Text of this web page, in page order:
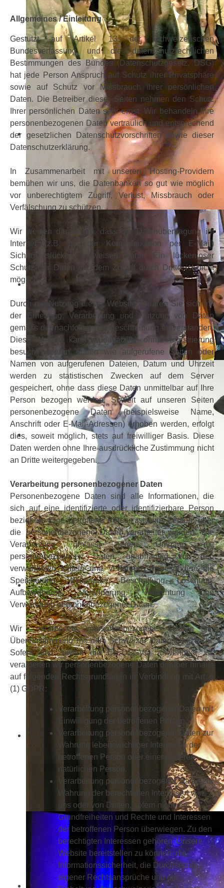
Allgemeines / Einleitung
Gestützt auf Artikel 13 der Schweizerischen
Bundesverfassung und die datenschutzrechtlichen
Bestimmungen des Bundes (Datenschutzgesetz, DSG)
hat jede Person Anspruch auf Schutz ihrer Privatsphäre
sowie auf Schutz vor Missbrauch ihrer persönlichen
Daten. Die Betreiber dieser Seiten nehmen den Schutz
Ihrer persönlichen Daten sehr ernst. Wir behandeln Ihre
personenbezogenen Daten vertraulich und entsprechend
der gesetzlichen Datenschutzvorschriften sowie dieser
Datenschutzerklärung.
In Zusammenarbeit mit unseren Hosting-Providern
bemühen wir uns, die Datenbanken so gut wie möglich
vor unberechtigtem Zugriff, Verlust, Missbrauch oder
Verfälschung zu schützen.
Wir weisen darauf hin, dass die Datenübertragung im
Internet (z.B. bei der Kommunikation per E-Mail)
Sicherheitslücken aufweisen kann. Ein lückenloser
Schutz der Daten vor dem Zugriff durch Dritte ist nicht
möglich.
Durch die Nutzung dieser Website erklären Sie sich mit
der Erhebung, Verarbeitung und Nutzung von Daten
gemäss der nachfolgenden Beschreibung einverstanden.
Diese Website kann grundsätzlich ohne Registrierung
besucht werden. Daten wie aufgerufene Seiten oder
Namen von aufgerufenen Dateien, Datum und Uhrzeit
werden zu statistischen Zwecken auf dem Server
gespeichert, ohne dass diese Daten unmittelbar auf Ihre
Person bezogen werden. Soweit auf unseren Seiten
personenbezogene Daten (beispielsweise Name,
Anschrift oder E-Mail-Adressen) erhoben werden, erfolgt
dies, soweit möglich, stets auf freiwilliger Basis. Diese
Daten werden ohne Ihre ausdrückliche Zustimmung nicht
an Dritte weitergegeben.
Verarbeitung personenbezogener Daten
Personenbezogene Daten sind alle Informationen, die
sich auf eine identifizierte oder identifizierbare Person
beziehen. Eine betroffene Person ist eine Person, über
die personenbezogene Daten verarbeitet werden. Die
Verarbeitung umfasst jeden Umgang mit
personenbezogenen Daten, unabhängig von den
verwendeten Mitteln und Verfahren, insbesondere die
Speicherung, Weitergabe, Beschaffung, Löschung,
Aufbewahrung, Veränderung, Vernichtung und
Verwendung personenbezogener Daten.
Wir verarbeiten personenbezogene Daten in
Übereinstimmung mit dem Schweizer Datenschutzrecht.
Sofern und soweit die EU-DSGVO anwendbar ist,
verarbeiten wir personenbezogene Daten darüber hinaus
auf folgenden Rechtsgrundlagen in Verbindung mit Art. 6
(1) GDPR:
Verarbeitung personenbezogener Daten mit
Einwilligung der betroffenen Person.
Verarbeitung personenbezogener Daten zur
Wahrung lebenswichtiger Interessen der
betroffenen Person oder einer anderen
natürlichen Person.
Verarbeitung personenbezogener Daten zur
Wahrung der berechtigten Interessen von
uns oder von Dritten, sofern nicht die
Grundfreiheiten und Rechte und Interessen
der betroffenen Person überwiegen. Zu den
berechtigten Interessen gehören: Unsere
Website bereitstellen zu können, die
Informationssicherheit, die Durchsetzung
eigener Rechtsansprüche und die